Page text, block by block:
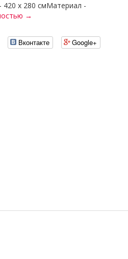
420 х 280 смМатериал -
→
Вконтакте Google+